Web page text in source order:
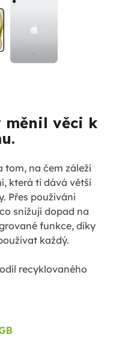
měnil věci k
tom, na čem záleží
která ti dává větší
Přes používání
snižují dopad na
funkce, díky
každý.
recyklovaného